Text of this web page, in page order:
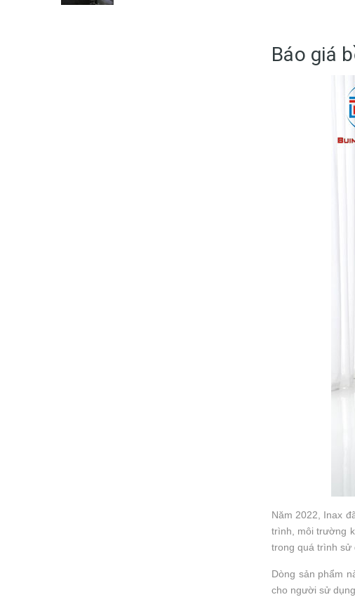
Báo giá
Năm 2022, Inax
trình, môi trường
trong quá trình sử
Dòng sản phẩm
cho người sử